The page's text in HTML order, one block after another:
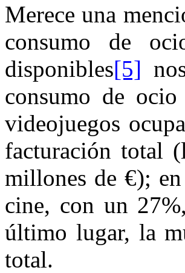
Merece una
consumo de
disponibles[5]
consumo de
videojuegos
facturación total
millones de €);
cine, con un
último lugar, la
total.